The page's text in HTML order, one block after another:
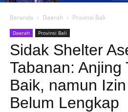
Beranda Daerah Provinsi Bali
Daerah Provinsi Bali
Sidak Shelter
Tabanan: Anjing
Baik, namun
Belum Lengkap